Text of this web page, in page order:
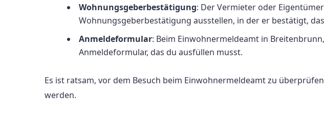
Wohnungsgeberbestätigung: Der Vermieter oder
Wohnungsgeberbestätigung ausstellen, in der er bestätigt,
Anmeldeformular: Beim Einwohnermeldeamt in
Anmeldeformular, das du ausfüllen musst.
Es ist ratsam, vor dem Besuch beim Einwohnermeldeamt zu
werden.